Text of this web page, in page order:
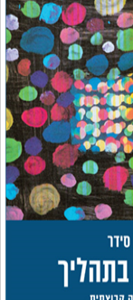
השקה
$29